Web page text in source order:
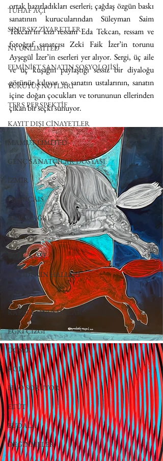
TUHAF AÇI
SINIRSIZ ZİYARETLER
NY UNLIMITED
FEMİNİST SANATIN SOSYOLOJİSİ
YÜRÜYÜŞ NOTLARI
TERS PERSPEKTİF
KAYIT DIŞI CİNAYETLER
MAMUT LIMITED
GENÇ SANATÇILAR DOSYASI
İZMİR
FRANÇAIS
AÇIK ÇAĞRI
Uzak Köşe
UZAK KÖŞE
MADDENİN HALLERİ
PERVAZ
KARŞI-KONUŞMALAR
EĞRİ ÇİZGİ
DOSYA
KÖK
HUO SORUYOR
ETÜT
BUDALA
DEĞİNMELER
ortak hazırladıkları eserleri; çağdaş özgün baskı
sanatının kurucularından Süleyman Saim
Tekcan’ın kızı ressam Eda Tekcan, ressam ve
fotoğraf sanatçısı Zeki Faik İzer’in torunu
Ayşegül İzer’in eserleri yer alıyor. Sergi, üç aile
ve üç kuşağın paylaştığı sessiz bir diyaloğu
görünür kılıyor ve sanatın ustalarının, sanatın
içine doğan çocukları ve torununun ellerinden
çıkan bir seçki sunuyor.